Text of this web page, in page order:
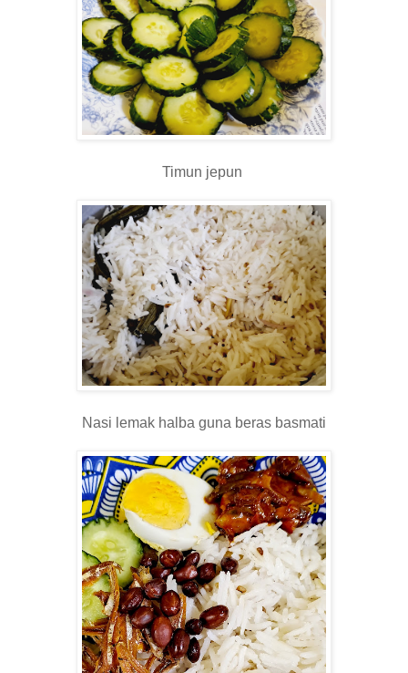
Timun jepun
Nasi lemak halba guna beras basmati